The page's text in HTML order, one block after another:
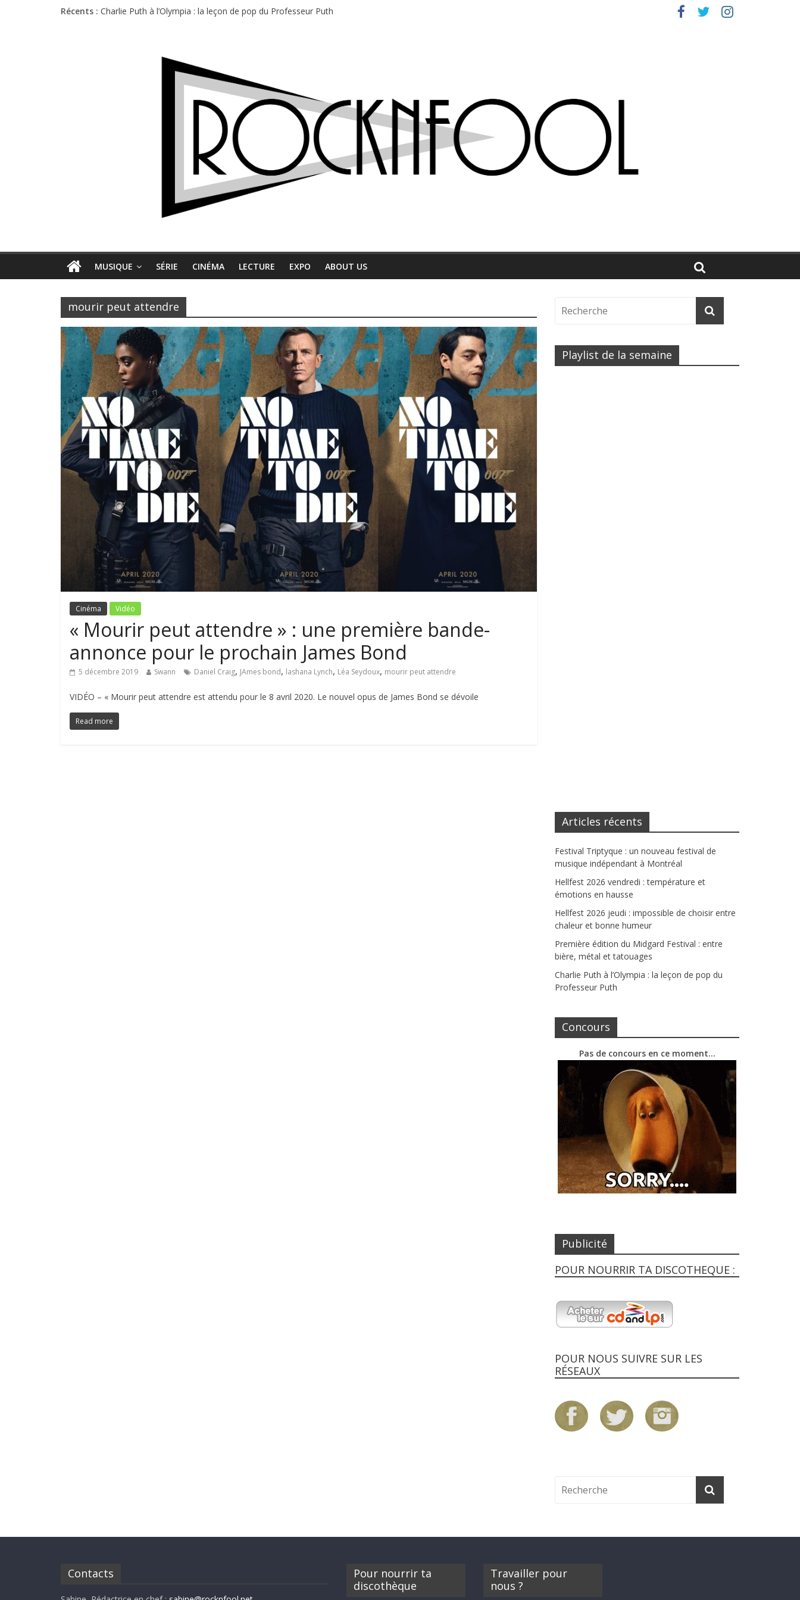
Récents : Charlie Puth à l’Olympia : la leçon de pop du Professeur Puth
Première édition du Midgard Festival : entre bière, métal et tatouages
MUSIQUE SÉRIE CINÉMA LECTURE EXPO ABOUT US
mourir peut attendre
Cinéma Vidéo
« Mourir peut attendre » : une première bande-
annonce pour le prochain James Bond
5 décembre 2019 Swann Daniel Craig, JAmes bond, lashana Lynch, Léa Seydoux, mourir peut attendre
VIDÉO – « Mourir peut attendre est attendu pour le 8 avril 2020. Le nouvel opus de James Bond se dévoile
Read more
Playlist de la semaine
Articles récents
Festival Triptyque : un nouveau festival de
musique indépendant à Montréal
Hellfest 2026 vendredi : température et
émotions en hausse
Hellfest 2026 jeudi : impossible de choisir entre
chaleur et bonne humeur
Première édition du Midgard Festival : entre
bière, métal et tatouages
Charlie Puth à l’Olympia : la leçon de pop du
Professeur Puth
Concours
Pas de concours en ce moment…
Publicité
POUR NOURRIR TA DISCOTHEQUE :
POUR NOUS SUIVRE SUR LES
RÉSEAUX
Contacts
Pour nourrir ta
discothèque
Travailler pour
nous ?